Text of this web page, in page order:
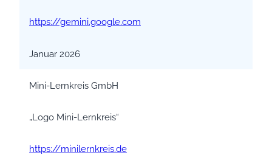
https://gemini.google.com
Januar 2026
Mini-Lernkreis GmbH
„Logo Mini-Lernkreis“
https://minilernkreis.de